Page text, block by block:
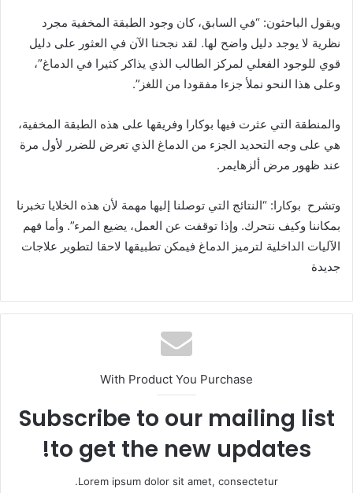
ويقول الباحثون: “في السابق، كان وجود الطبقة المخفية مجرد
نظرية لا يوجد دليل واضح لها. لقد نجحنا الآن في العثور على دليل
قوي للوجود الفعلي لمركز الطالب الذي يذاكر كثيرا في الدماغ”،
وعلى هذا النحو نملأ جزءا مفقودا من اللغز”.
والمنطقة التي عثرت فيها بوكارا وفريقها على هذه الطبقة المخفية،
هي على وجه التحديد الجزء من الدماغ الذي تعرض للضرر لأول مرة
عند ظهور مرض ألزهايمر.
وتشرح بوكارا: “النتائج التي توصلنا إليها مهمة لأن هذه الخلايا تخبرنا
بمكاننا وكيف نتحرك. وإذا توقفت عن العمل، يضيع المرء”. وأما فهم
الآليات الداخلية لترميز الدماغ فيمكن تطبيقها لاحقا لتطوير علاجات
جديدة
With Product You Purchase
Subscribe to our mailing list
to get the new updates!
Lorem ipsum dolor sit amet, consectetur.